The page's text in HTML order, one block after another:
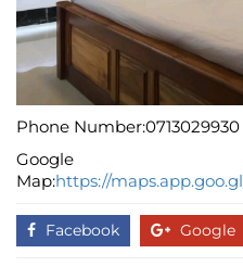
Phone Number:0713029930
Google
Map:https://
Facebook Google